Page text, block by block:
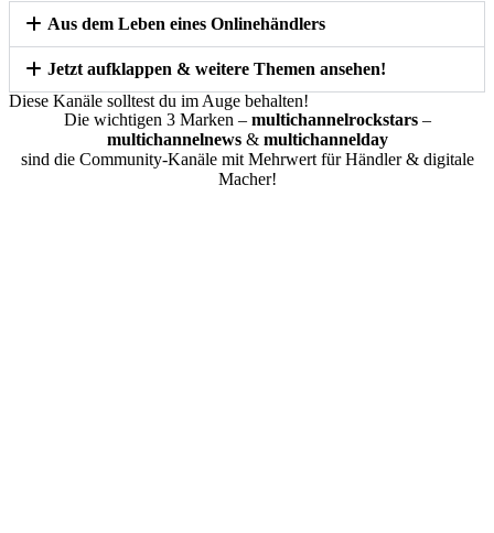
Aus dem Leben eines Onlinehändlers​
Jetzt aufklappen & weitere Themen ansehen!
Diese Kanäle solltest du im Auge behalten!
Die wichtigen 3 Marken – multichannelrockstars–
multichannelnews& multichannelday
sind die Community-Kanäle mit Mehrwert für Händler & digitale
Macher!